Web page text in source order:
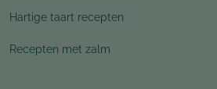
Hartige taart recepten
Recepten met zalm